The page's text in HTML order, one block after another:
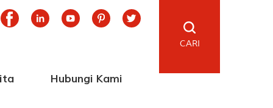
CARI
Hubungi Kami